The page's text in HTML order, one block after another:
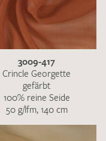
3009-417
Crincle Georgette
gefärbt
100% reine Seide
50 g/lfm, 140 cm